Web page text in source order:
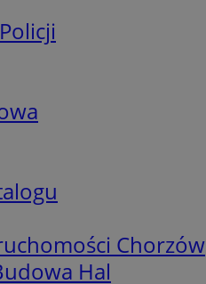
Chorzów
Hal